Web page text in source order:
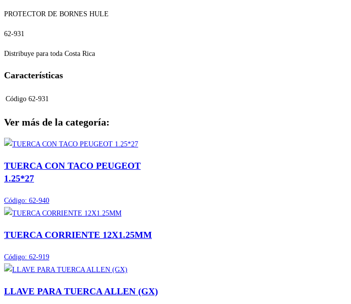
PROTECTOR DE BORNES HULE
62-931
Distribuye para toda Costa Rica
Características
Código 62-931
Ver más de la categoría:
TUERCA CON TACO PEUGEOT
1.25*27
Código: 62-940
TUERCA CORRIENTE 12X1.25MM
Código: 62-919
LLAVE PARA TUERCA ALLEN (GX)